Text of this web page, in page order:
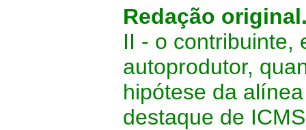
Redação
II - o contribuinte,
autoprodutor,
hipótese da
destaque de